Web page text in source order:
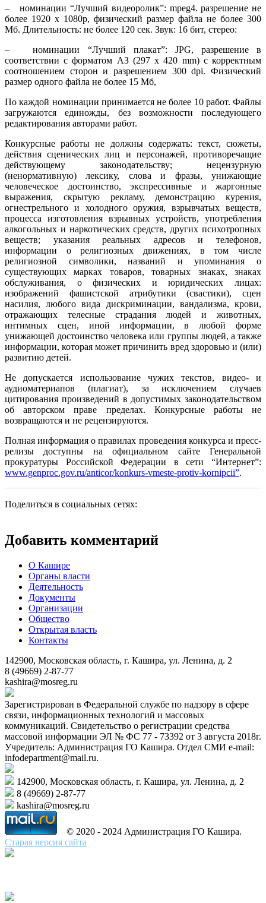
– номинации “Лучший видеоролик”: mpeg4. разрешение не
более 1920 х 1080р, физический размер файла не более 300
Мб. Длительность: не более 120 сек. Звук: 16 бит, стерео:
– номинации “Лучший плакат”: JPG, разрешение в
соответствии с форматом АЗ (297 х 420 mm) с корректным
соотношением сторон и разрешением 300 dpi. Физический
размер одного файла не более 15 Мб,
По каждой номинации принимается не более 10 работ. Файлы
загружаются единожды, без возможности последующего
редактирования авторами работ.
Конкурсные работы не должны содержать: текст, сюжеты,
действия сценических лиц и персонажей, противоречащие
действующему законодательству; нецензурную
(ненормативную) лексику, слова и фразы, унижающие
человеческое достоинство, экспрессивные и жаргонные
выражения, скрытую рекламу, демонстрацию курения,
огнестрельного и холодного оружия, взрывчатых веществ,
процесса изготовления взрывных устройств, употребления
алкогольных и наркотических средств, других психотропных
веществ; указания реальных адресов и телефонов,
информации о религиозных движениях, в том числе
религиозной символики, названий и упоминания о
существующих марках товаров, товарных знаках, знаках
обслуживания, о физических и юридических лицах:
изображений фашистской атрибутики (свастики), сцен
насилия, любого вида дискриминации, вандализма, крови,
отражающих телесные страдания людей и животных,
интимных сцен, иной информации, в любой форме
унижающей достоинство человека или группы людей, а также
информации, которая может причинить вред здоровью и (или)
развитию детей.
Не допускается использование чужих текстов, видео- и
аудиоматериапов (плагиат), за исключением случаев
цитирования произведений в допустимых законодательством
об авторском праве пределах. Конкурсные работы не
возвращаются и не рецензируются.
Полная информация о правилах проведения конкурса и пресс-
релизы доступны на официальном сайте Генеральной
прокуратуры Российской Федерации в сети “Интернет”:
www.genproc.gov.ru/anticor/konkurs-vmeste-protiv-kornipcii”.
Поделиться в социальных сетях:
Добавить комментарий
О Кашире
Органы власти
Деятельность
Документы
Организации
Общество
Открытая власть
Контакты
142900, Московская область, г. Кашира, ул. Ленина, д. 2
8 (49669) 2-87-77
kashira@mosreg.ru
Зарегистрирован в Федеральной службе по надзору в сфере
связи, информационных технологий и массовых
коммуникаций. Свидетельство о регистрации средства
массовой информации ЭЛ № ФС 77 - 73392 от 3 августа 2018г.
Учредитель: Администрация ГО Кашира. Отдел СМИ e-mail:
infodepartment@mail.ru.
142900, Московская область, г. Кашира, ул. Ленина, д. 2
8 (49669) 2-87-77
kashira@mosreg.ru
© 2020 - 2024 Администрация ГО Кашира.
Старая версия сайта